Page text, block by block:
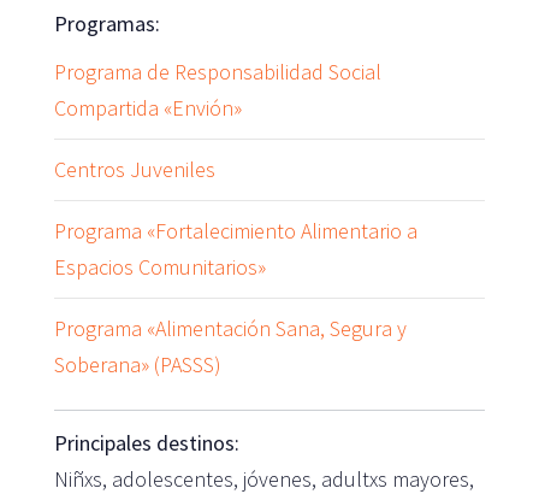
Programas:
Programa de Responsabilidad Social
Compartida «Envión»
Centros Juveniles
Programa «Fortalecimiento Alimentario a
Espacios Comunitarios»
Programa «Alimentación Sana, Segura y
Soberana» (PASSS)
Principales destinos:
Niñxs, adolescentes, jóvenes, adultxs mayores,